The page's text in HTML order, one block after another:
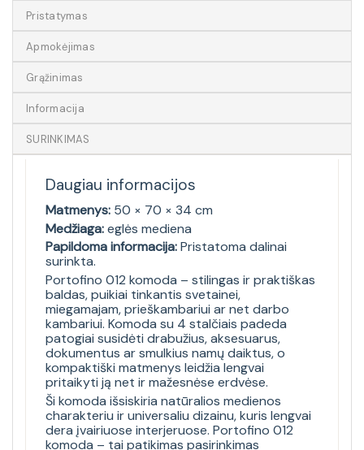
Pristatymas
Apmokėjimas
Grąžinimas
Informacija
SURINKIMAS
Daugiau informacijos
Matmenys: 50 × 70 × 34 cm
Medžiaga:eglės mediena
Papildoma informacija:Pristatoma dalinai
surinkta.
Portofino 012 komoda – stilingas ir praktiškas
baldas, puikiai tinkantis svetainei,
miegamajam, prieškambariui ar net darbo
kambariui. Komoda su 4 stalčiais padeda
patogiai susidėti drabužius, aksesuarus,
dokumentus ar smulkius namų daiktus, o
kompaktiški matmenys leidžia lengvai
pritaikyti ją net ir mažesnėse erdvėse.
Ši komoda išsiskiria natūralios medienos
charakteriu ir universaliu dizainu, kuris lengvai
dera įvairiuose interjeruose. Portofino 012
komoda – tai patikimas pasirinkimas